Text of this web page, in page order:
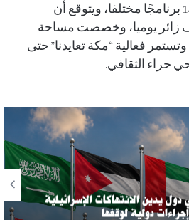
وتضم الفعالية أكثر من 14 برنامجًا مختلفا، ويتوقع أن
أكثر من 15 ألف زائر يوميا، وخصصت مساحة
فعالية “مكة تعايدنا” حتى
الثقافي.
يدين الانتهاكات الإسرائيلية
دولية لوقفها